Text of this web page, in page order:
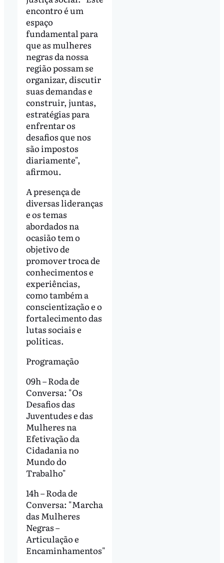
encontro é um
espaço
fundamental para
que as mulheres
negras da nossa
região possam se
organizar, discutir
suas demandas e
construir, juntas,
estratégias para
enfrentar os
desafios que nos
são impostos
diariamente",
afirmou.
A presença de
diversas lideranças
e os temas
abordados na
ocasião tem o
objetivo de
promover troca de
conhecimentos e
experiências,
como também a
conscientização e o
fortalecimento das
lutas sociais e
políticas.
Programação
09h – Roda de
Conversa: "Os
Desafios das
Juventudes e das
Mulheres na
Efetivação da
Cidadania no
Mundo do
Trabalho"
14h – Roda de
Conversa: "Marcha
das Mulheres
Negras –
Articulação e
Encaminhamentos"